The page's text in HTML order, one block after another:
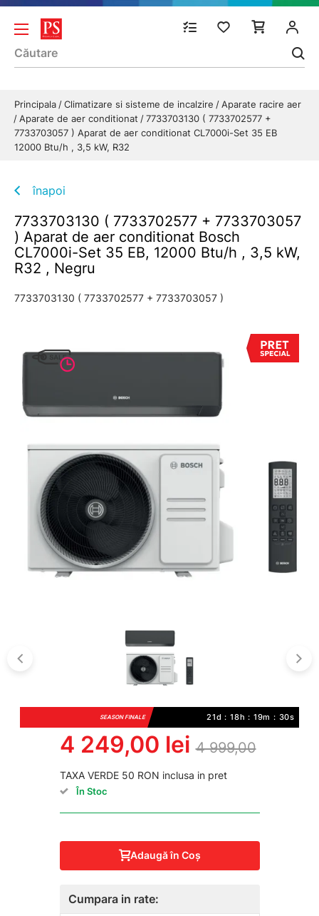
Principala Climatizare si sisteme de incalzire
Aparate racire aer
Aparate de aer conditionat
7733703130 ( 7733702577 +
7733703057 ) Aparat de aer conditionat CL7000i-Set 35 EB
12000 Btu/h , 3,5 kW, R32
înapoi
7733703130 ( 7733702577 + 7733703057
) Aparat de aer conditionat Bosch
CL7000i-Set 35 EB, 12000 Btu/h , 3,5 kW,
R32 , Negru
7733703130 ( 7733702577 + 7733703057 )
SEASON FINALE 21d : 18h : 19m : 29s
4 249,00 lei 4 999,00
TAXA VERDE 50 RON inclusa in pret
În Stoc
Adaugă în Coş
Cumpara in rate: